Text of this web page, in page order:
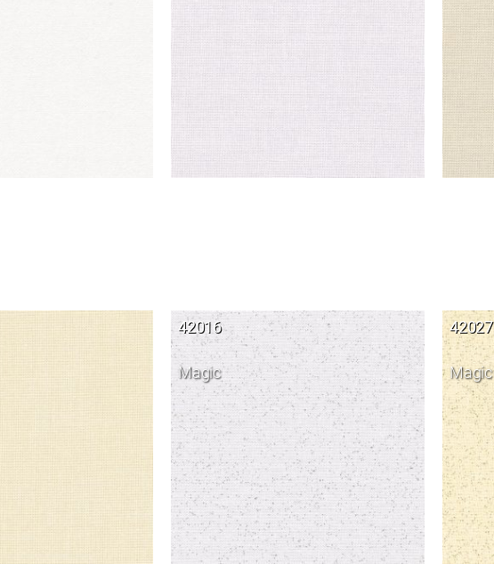
42016
Magic
42027
Magic